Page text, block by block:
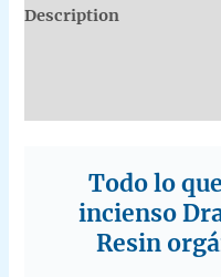
Description
Todo lo
incienso
Resin